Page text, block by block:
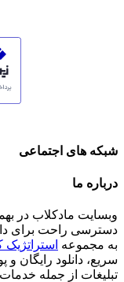
شبکه های اجتماعی
درباره ما
دسترسی راحت برای
به مجموعه استراتژیک
سریع، دانلود رایگان
تبلیغات از جمله